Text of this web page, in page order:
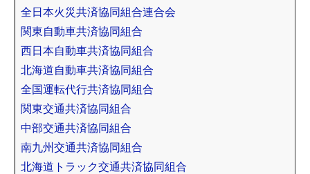
全日本火災共済協同組合連合会
関東自動車共済協同組合
西日本自動車共済協同組合
北海道自動車共済協同組合
全国運転代行共済協同組合
関東交通共済協同組合
中部交通共済協同組合
南九州交通共済協同組合
北海道トラック交通共済協同組合